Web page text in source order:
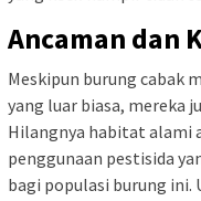
Ancaman dan
Meskipun burung cabak
yang luar biasa, mereka
Hilangnya habitat alami
penggunaan pestisida
bagi populasi burung ini.